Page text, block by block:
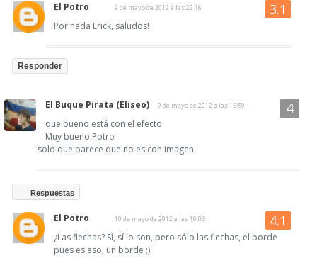
El Potro 9 de mayo de 2012 a las 22:16
Por nada Erick, saludos!
Responder
El Buque Pirata (Eliseo) 9 de mayo de 2012 a las 15:59
que bueno está con el efecto.
Muy bueno Potro
solo que parece que no es con imagen
Respuestas
El Potro 10 de mayo de 2012 a las 10:03
¿Las flechas? Sí, sí lo son, pero sólo las flechas, el borde
pues es eso, un borde ;)